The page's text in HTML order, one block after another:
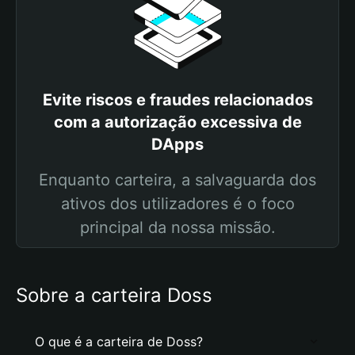
Evite riscos e fraudes relacionados
com a autorização excessiva de
DApps
Enquanto carteira, a salvaguarda dos
ativos dos utilizadores é o foco
principal da nossa missão.
Sobre a carteira Doss
O que é a carteira de Doss?